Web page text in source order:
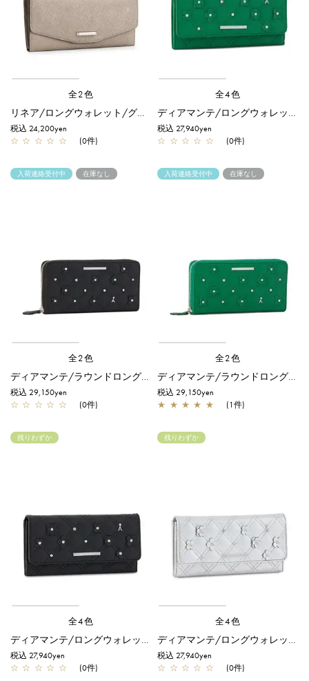
全2色
リネア/ロングウォレット/グレージュ
税込 24,200yen
☆ ☆ ☆ ☆ ☆ (0件)
全4色
ディアマンテ/ロングウォレット/グリーン
税込 27,940yen
☆ ☆ ☆ ☆ ☆ (0件)
入荷連絡受付中 在庫なし
全2色
税込 29,150yen
☆ ☆ ☆ ☆ ☆ (0件)
入荷連絡受付中 在庫なし
全2色
税込 29,150yen
★ ★ ★ ★ ★ (1件)
残りわずか
全4色
ディアマンテ/ロングウォレット/ブラック
税込 27,940yen
☆ ☆ ☆ ☆ ☆ (0件)
残りわずか
全4色
ディアマンテ/ロングウォレット/シルバー
税込 27,940yen
☆ ☆ ☆ ☆ ☆ (0件)